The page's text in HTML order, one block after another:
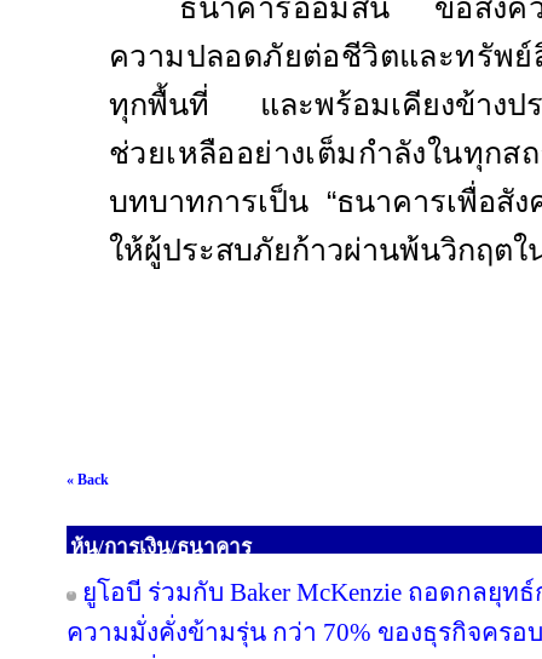
ธนาคารออมสิน ขอส่งคว
ความปลอดภัยต่อชีวิตและทรัพ
ทุกพื้นที่ และพร้อมเคียงข้างป
ช่วยเหลืออย่างเต็มกำลังใ
บทบาทการเป็น “ธนาคารเพื่อสั
ให้ผู้ประสบภัยก้าวผ่านพ้นวิกฤตใ
« Back
หุ้น/การเงิน/ธนาคาร
ยูโอบี ร่วมกับ Baker McKenzie ถอดกลยุท
ความมั่งคั่งข้ามรุ่น กว่า 70% ของธุรกิจคร